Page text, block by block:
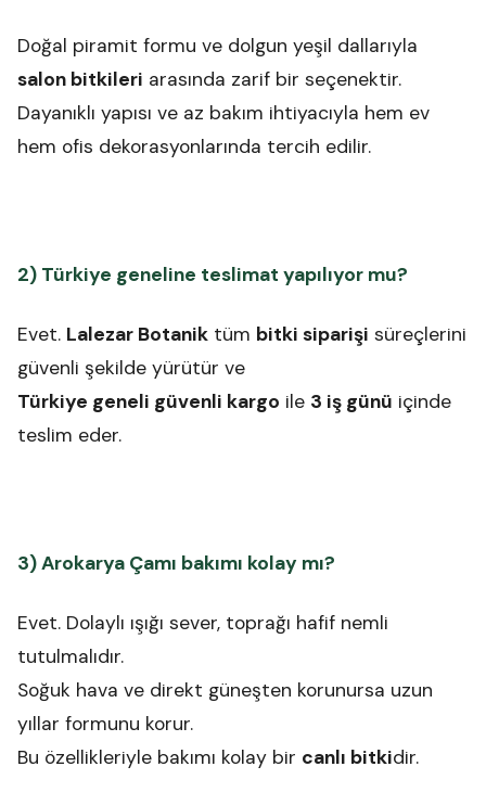
Doğal piramit formu ve dolgun yeşil dallarıyla
salon bitkileri arasında zarif bir seçenektir.
Dayanıklı yapısı ve az bakım ihtiyacıyla hem ev
hem ofis dekorasyonlarında tercih edilir.
2) Türkiye geneline teslimat yapılıyor mu?
Evet. Lalezar Botanik tüm bitki siparişi süreçlerini
güvenli şekilde yürütür ve
Türkiye geneli güvenli kargo ile 3 iş günü içinde
teslim eder.
3) Arokarya Çamı bakımı kolay mı?
Evet. Dolaylı ışığı sever, toprağı hafif nemli
tutulmalıdır.
Soğuk hava ve direkt güneşten korunursa uzun
yıllar formunu korur.
Bu özellikleriyle bakımı kolay bir canlı bitkidir.